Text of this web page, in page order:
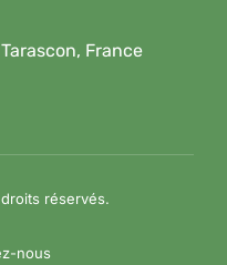
France
réservés.
nous